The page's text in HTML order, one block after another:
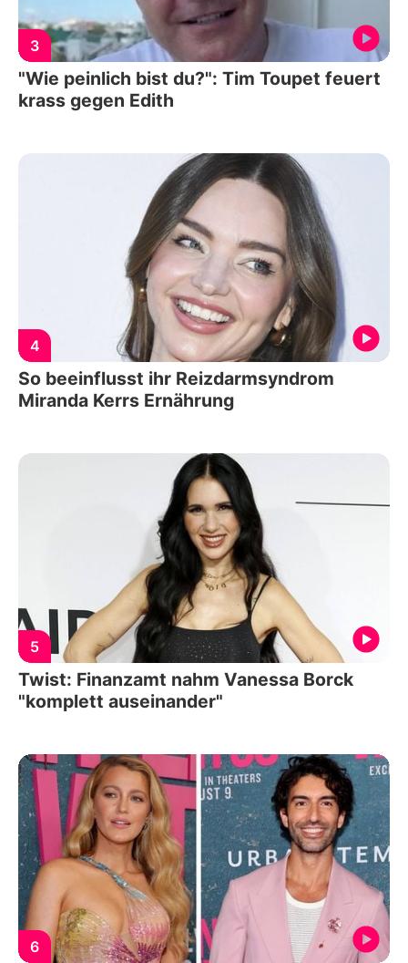
3
"Wie peinlich bist du?": Tim Toupet feuert
krass gegen Edith
4
So beeinflusst ihr Reizdarmsyndrom
Miranda Kerrs Ernährung
5
Twist: Finanzamt nahm Vanessa Borck
"komplett auseinander"
6